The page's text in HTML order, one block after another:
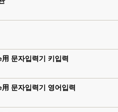
문자입력기 키입력
문자입력기 영어입력